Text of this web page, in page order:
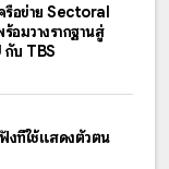
รือข่าย Sectoral
อมวางรากฐานสู่
บ TBS
ที่ใช้แสดงตัวตน